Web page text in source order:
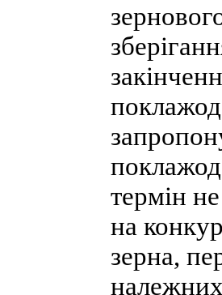
термін
на
зерна,